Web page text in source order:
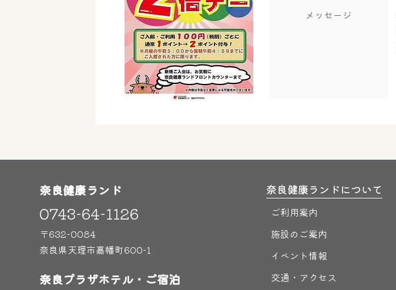
メッセージ
奈良健康ランド
0743-64-1126
〒632-0084
奈良県天理市嘉幡町600-1
奈良プラザホテル・ご宿泊
奈良健康ランドについて
ご利用案内
施設のご案内
イベント情報
交通・アクセス